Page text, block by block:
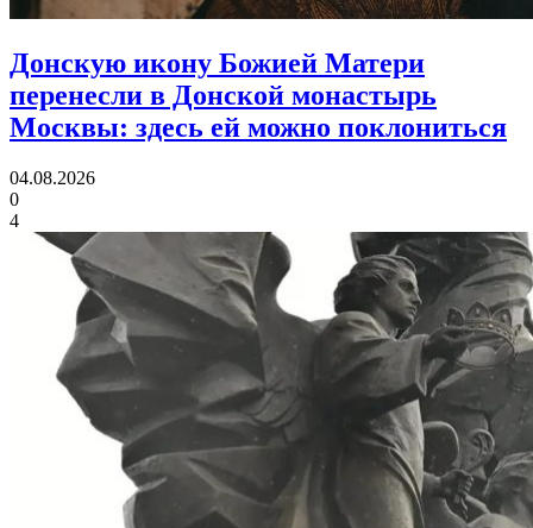
Донскую икону Божией Матери
перенесли в Донской монастырь
Москвы: здесь ей можно поклониться
04.08.2026
0
4